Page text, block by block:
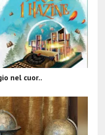
nel cuor..